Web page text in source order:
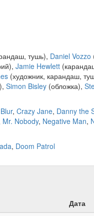
тушь), Daniel Vozzo
Jamie Hewlett
(художник, карандаш,
Simon Bisley (обложка),
, Crazy Jane, Danny the
Mr. Nobody, Negative Man,
, Doom Patrol
Дата